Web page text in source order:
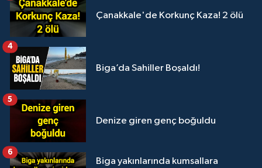
Çanakkale'de Korkunç Kaza! 2 ölü
Biga’da Sahiller Boşaldı!
4
Denize giren genç boğuldu
5
Biga yakınlarında kumsallara
6